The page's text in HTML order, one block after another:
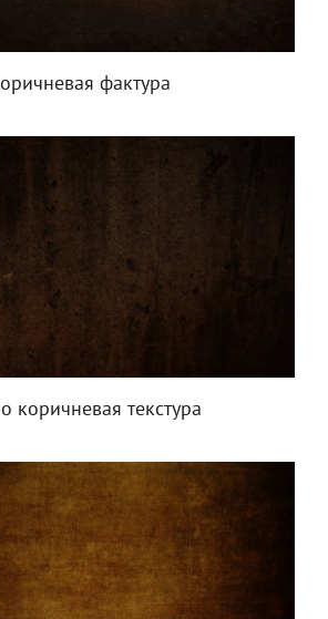
фактура
коричневая текстура